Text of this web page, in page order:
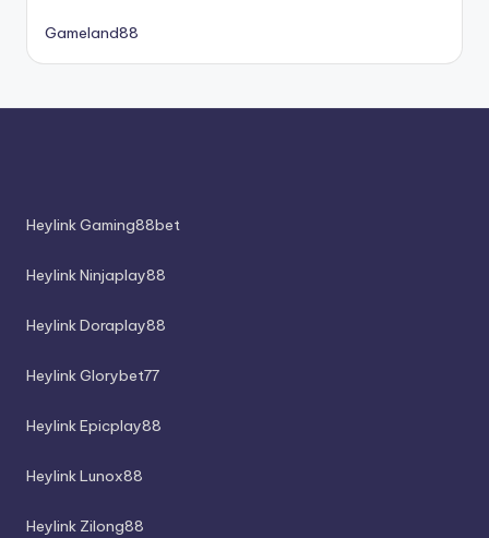
Gameland88
Heylink Gaming88bet
Heylink Ninjaplay88
Heylink Doraplay88
Heylink Glorybet77
Heylink Epicplay88
Heylink Lunox88
Heylink Zilong88